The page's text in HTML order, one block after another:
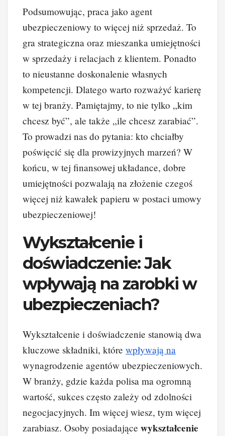
Podsumowując, praca jako agent
ubezpieczeniowy to więcej niż sprzedaż. To
gra strategiczna oraz mieszanka umiejętności
w sprzedaży i relacjach z klientem. Ponadto
to nieustanne doskonalenie własnych
kompetencji. Dlatego warto rozważyć karierę
w tej branży. Pamiętajmy, to nie tylko „kim
chcesz być”, ale także „ile chcesz zarabiać”.
To prowadzi nas do pytania: kto chciałby
poświęcić się dla prowizyjnych marzeń? W
końcu, w tej finansowej układance, dobre
umiejętności pozwalają na złożenie czegoś
więcej niż kawałek papieru w postaci umowy
ubezpieczeniowej!
Wykształcenie i
doświadczenie: Jak
wpływają na zarobki w
ubezpieczeniach?
Wykształcenie i doświadczenie stanowią dwa
kluczowe składniki, które wpływają na
wynagrodzenie agentów ubezpieczeniowych.
W branży, gdzie każda polisa ma ogromną
wartość, sukces często zależy od zdolności
negocjacyjnych. Im więcej wiesz, tym więcej
zarabiasz. Osoby posiadające wykształcenie